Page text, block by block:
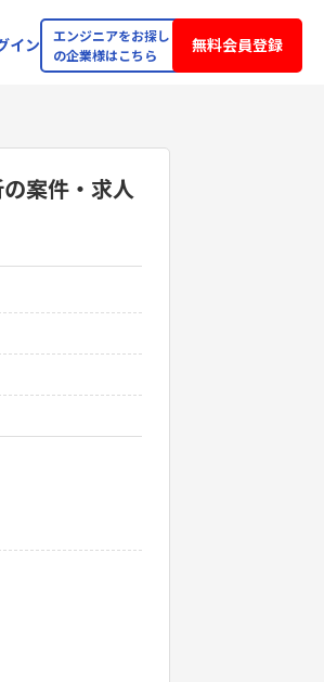
イン
エンジニアをお探し
の企業様はこちら
無料会員登録
の案件・求人